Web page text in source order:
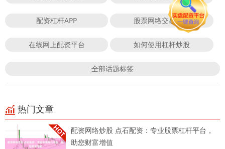
配资杠杆APP 股票网络交易平台
在线网上配资平台 如何使用杠杆炒股
全部话题标签
热门文章
配资网络炒股 点石配资：专业股票杠杆平台，
助您财富增值